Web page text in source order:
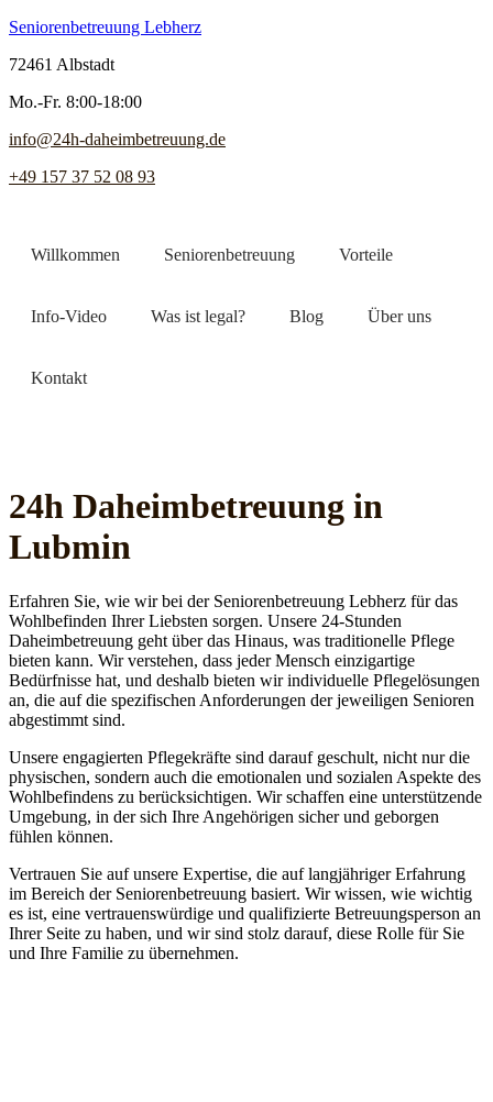
Seniorenbetreuung Lebherz
72461 Albstadt
Mo.-Fr. 8:00-18:00
info@24h-daheimbetreuung.de
+49 157 37 52 08 93
Willkommen Seniorenbetreuung Vorteile
Info-Video Was ist legal? Blog Über uns
Kontakt
24h Daheim­betreuung in
Lubmin
Erfahren Sie, wie wir bei der Seniorenbetreuung Lebherz für das
Wohlbefinden Ihrer Liebsten sorgen. Unsere 24-Stunden
Daheimbetreuung geht über das Hinaus, was traditionelle Pflege
bieten kann. Wir verstehen, dass jeder Mensch einzigartige
Bedürfnisse hat, und deshalb bieten wir individuelle Pflegelösungen
an, die auf die spezifischen Anforderungen der jeweiligen Senioren
abgestimmt sind.
Unsere engagierten Pflegekräfte sind darauf geschult, nicht nur die
physischen, sondern auch die emotionalen und sozialen Aspekte des
Wohlbefindens zu berücksichtigen. Wir schaffen eine unterstützende
Umgebung, in der sich Ihre Angehörigen sicher und geborgen
fühlen können.
Vertrauen Sie auf unsere Expertise, die auf langjähriger Erfahrung
im Bereich der Seniorenbetreuung basiert. Wir wissen, wie wichtig
es ist, eine vertrauenswürdige und qualifizierte Betreuungsperson an
Ihrer Seite zu haben, und wir sind stolz darauf, diese Rolle für Sie
und Ihre Familie zu übernehmen.